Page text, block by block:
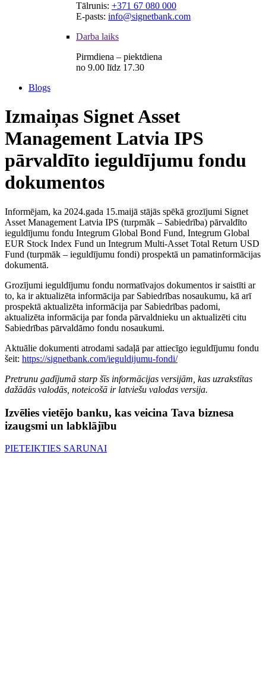
Tālrunis: +371 67 080 000
E-pasts: info@signetbank.com
Darba laiks
Pirmdiena – piektdiena
no 9.00 līdz 17.30
Blogs
Izmaiņas Signet Asset
Management Latvia IPS
pārvaldīto ieguldījumu fondu
dokumentos
Informējam, ka 2024.gada 15.maijā stājās spēkā grozījumi Signet
Asset Management Latvia IPS (turpmāk – Sabiedrība) pārvaldīto
ieguldījumu fondu Integrum Global Bond Fund, Integrum Global
EUR Stock Index Fund un Integrum Multi-Asset Total Return USD
Fund (turpmāk – ieguldījumu fondi) prospektā un pamatinformācijas
dokumentā.
Grozījumi ieguldījumu fondu normatīvajos dokumentos ir saistīti ar
to, ka ir aktualizēta informācija par Sabiedrības nosaukumu, kā arī
prospektā aktualizēta informācija par Sabiedrības padomi,
aktualizēta informācija par fonda pārvaldnieku un aktualizēti citu
Sabiedrības pārvaldāmo fondu nosaukumi.
Aktuālie dokumenti atrodami sadaļā par attiecīgo ieguldījumu fondu
šeit: https://signetbank.com/ieguldijumu-fondi/
Pretrunu gadījumā starp šīs informācijas versijām, kas uzrakstītas
dažādās valodās, noteicošā ir latviešu valodas versija.
Izvēlies vietējo banku, kas veicina Tava biznesa
izaugsmi un labklājību
PIETEIKTIES SARUNAI